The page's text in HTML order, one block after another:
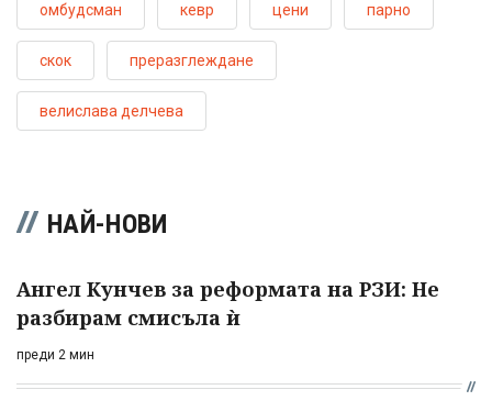
омбудсман кевр цени парно
скок преразглеждане
велислава делчева
НАЙ-НОВИ
Ангел Кунчев за реформата на РЗИ: Не
разбирам смисъла ѝ
преди 2 мин